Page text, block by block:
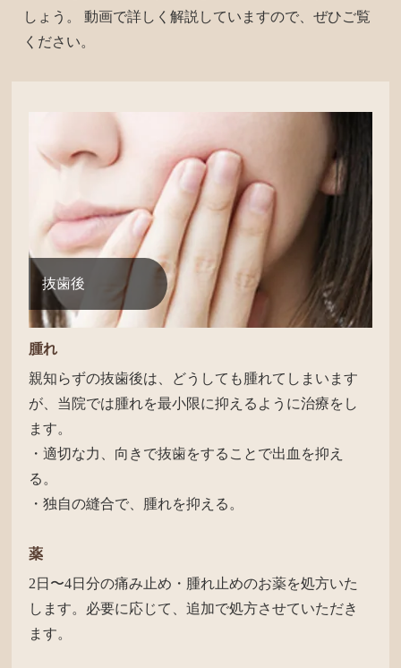
しょう。 動画で詳しく解説していますので、ぜひご覧
ください。
抜歯後
腫れ
親知らずの抜歯後は、どうしても腫れてしまいます
が、当院では腫れを最小限に抑えるように治療をし
ます。
・適切な力、向きで抜歯をすることで出血を抑え
る。
・独自の縫合で、腫れを抑える。
薬
2日〜4日分の痛み止め・腫れ止めのお薬を処方いた
します。必要に応じて、追加で処方させていただき
ます。